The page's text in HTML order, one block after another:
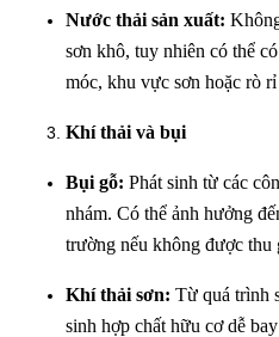
Nước thải sản xuất:
sơn khô, tuy nhiên có thể
móc, khu vực sơn hoặc rò
Khí thải và bụi
Bụi gỗ: Phát sinh từ các
nhám. Có thể ảnh hưởng
trường nếu không được thu
Khí thải sơn: Từ quá trình
sinh hợp chất hữu cơ dễ